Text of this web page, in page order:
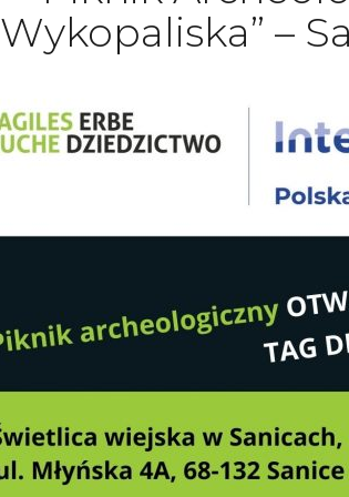
Wykopaliska” –